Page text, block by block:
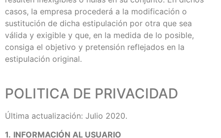
casos, la empresa procederá a la modificación o
sustitución de dicha estipulación por otra que sea
válida y exigible y que, en la medida de lo posible,
consiga el objetivo y pretensión reflejados en la
estipulación original.
POLITICA DE PRIVACIDAD
Última actualización: Julio 2020.
1. INFORMACIÓN AL USUARIO